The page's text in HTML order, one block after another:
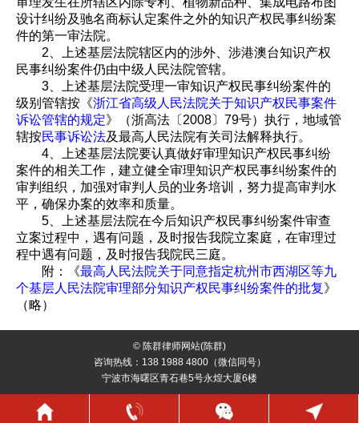
设计纠纷及驰名商标认定案件之外的知识产权民事纠纷案
件的第一审法院。
2、上述基层法院辖区内的涉外、涉港澳台知识产权
民事纠纷案件仍由中级人民法院管辖。
3、上述基层法院受理一审知识产权民事纠纷案件的
级别管辖按《浙江省高级人民法院关于知识产权民事案件
诉讼管辖的规定》（浙高法〔2008〕79号）执行，地域管
辖按民事诉讼法及最高人民法院有关司法解释执行。
4、上述基层法院要认真做好审理知识产权民事纠纷
案件的相关工作，建立健全审理知识产权民事纠纷案件的
审判组织，加强对审判人员的业务培训，努力提高审判水
平，确保办案的效率和质量。
5、上述基层法院在今后知识产权民事纠纷案件审查
立案过程中，遇有问题，及时报告我院立案庭，在审理过
程中遇有问题，及时报告我院民三庭。
附：《最高人民法院关于同意指定杭州市西湖区等九
个基层人民法院审理部分知识产权民事纠纷案件的批复》
（略）
© 陈群律师网站(陈群)
咨询热线：138 1988 4800（微信同号）
宁波市海曙区青石巷5号永煌大厦6楼